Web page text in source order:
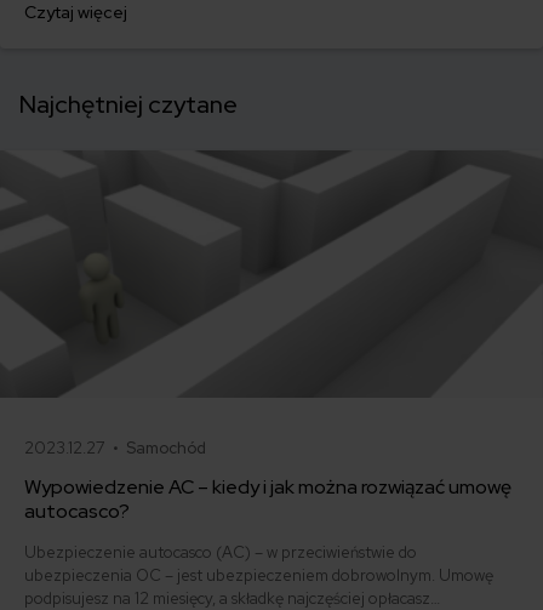
Podstawowym dokumentem potrzebnym przy kupnie polisy jest
Czytaj więcej
Najchętniej czytane
2023.12.27 • Samochód
Wypowiedzenie AC – kiedy i jak można rozwiązać umowę
autocasco?
Ubezpieczenie autocasco (AC) – w przeciwieństwie do
ubezpieczenia OC – jest ubezpieczeniem dobrowolnym. Umowę
podpisujesz na 12 miesięcy, a składkę najczęściej opłacasz